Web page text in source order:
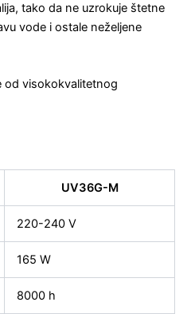
tako da ne uzrokuje štetne
vode i ostale neželjene
od visokokvalitetnog
UV36G-M
220-240 V
165 W
8000 h